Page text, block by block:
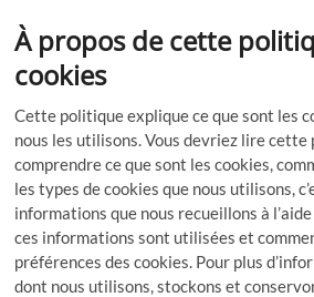
À propos de cette
cookies
Cette politique explique ce que sont les
nous les utilisons. Vous devriez lire
comprendre ce que sont les cookies,
les types de cookies que nous utilisons,
informations que nous recueillons à
ces informations sont utilisées et
préférences des cookies. Pour plus
dont nous utilisons, stockons et